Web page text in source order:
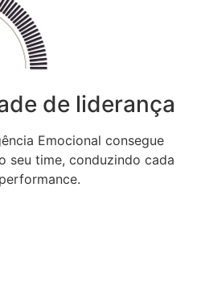
de liderança
Emocional consegue
seu time, conduzindo cada